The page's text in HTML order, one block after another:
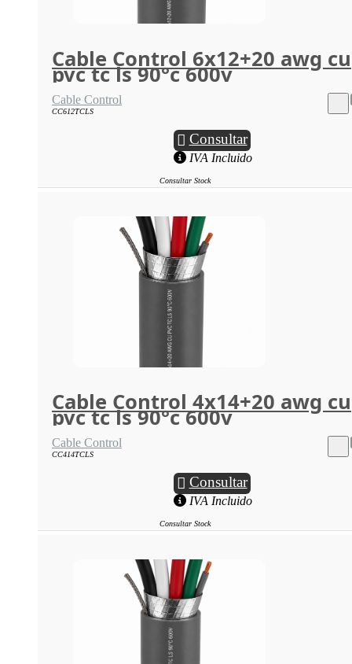
Cable Control 6x12+20 awg cu
pvc tc ls 90°c 600v
Cable Control
CC612TCLS
Consultar
IVA Incluido
Consultar Stock
Cable Control 4x14+20 awg cu
pvc tc ls 90°c 600v
Cable Control
CC414TCLS
Consultar
IVA Incluido
Consultar Stock